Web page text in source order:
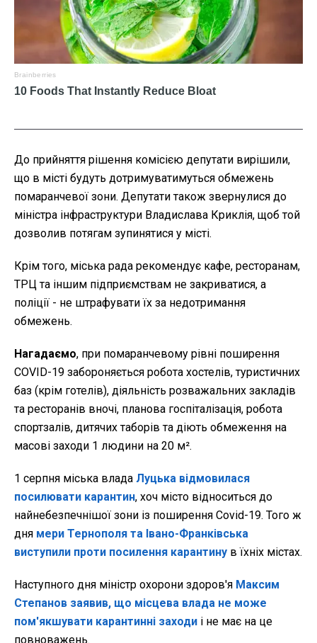
До прийняття рішення комісією депутати вирішили,
що в місті будуть дотримуватимуться обмежень
помаранчевої зони. Депутати також звернулися до
міністра інфраструктури Владислава Криклія, щоб той
дозволив потягам зупинятися у місті.
Крім того, міська рада рекомендує кафе, ресторанам,
ТРЦ та іншим підприємствам не закриватися, а
поліції - не штрафувати їх за недотримання
обмежень.
Нагадаємо, при помаранчевому рівні поширення
COVID-19 забороняється робота хостелів, туристичних
баз (крім готелів), діяльність розважальних закладів
та ресторанів вночі, планова госпіталізація, робота
спортзалів, дитячих таборів та діють обмеження на
масові заходи 1 людини на 20 м².
1 серпня міська влада Луцька відмовилася
посилювати карантин, хоч місто відноситься до
найнебезпечнішої зони із поширення Covid-19. Того ж
дня мери Тернополя та Івано-Франківська
виступили проти посилення карантину в їхніх містах.
Наступного дня міністр охорони здоров'я Максим
Степанов заявив, що місцева влада не може
пом'якшувати карантинні заходи і не має на це
повноважень.